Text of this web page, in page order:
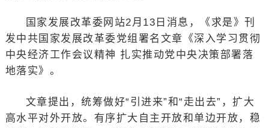
国家发展改革委网站2月13日消息，《求是》刊
发中共国家发展改革委党组署名文章《深入学习贯彻
中央经济工作会议精神 扎实推动党中央决策部署落
地落实》。
文章提出，统筹做好“引进来”和“走出去”，扩大
高水平对外开放。有序扩大自主开放和单边开放，稳